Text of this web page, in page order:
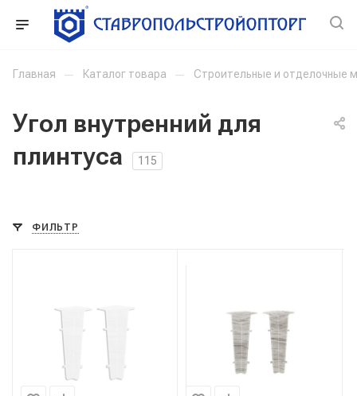
Главная — Каталог товара — Строительные и отделочные
Угол внутренний для
плинтуса
115
ФИЛЬТР